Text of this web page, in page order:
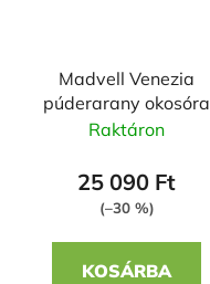
Madvell Venezia
púderarany okosóra
szilikon szíjjal
Raktáron
25 090 Ft
(–30 %)
KOSÁRBA